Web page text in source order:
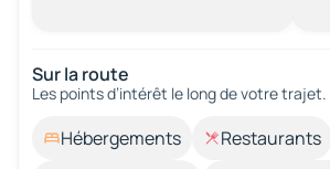
Sur la route
Les points d’intérêt le long de votre trajet.
Hébergements Restaurants